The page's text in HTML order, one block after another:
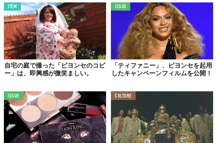
ガ。
例えば2008年にビヨンセが発表したナンバー「Video Phone」で
はレディ・ガガをフィーチャリング。
ITEM
自宅の庭で撮った「ビヨンセのコピ
ー」は、即興感が微笑ましい。
ISSUE
「ティファニー」、ビヨンセを起用
したキャンペーンフィルムを公開！
ISSUE CULTURE